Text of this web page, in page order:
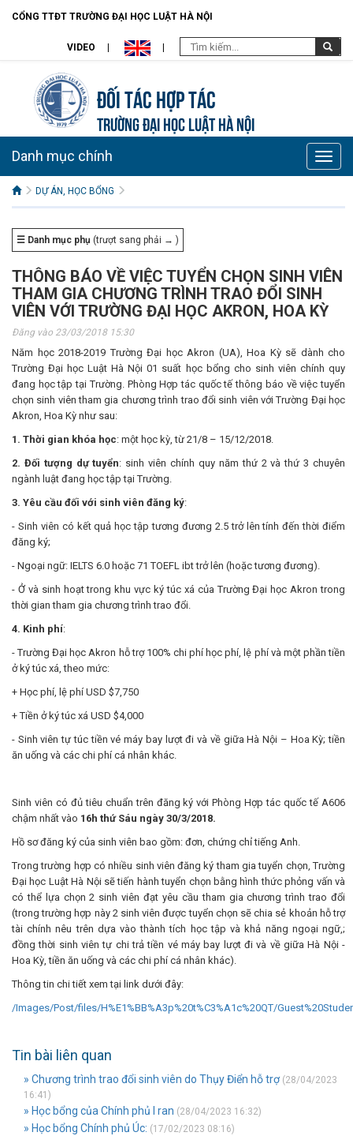
CỔNG TTĐT TRƯỜNG ĐẠI HỌC LUẬT HÀ NỘI
VIDEO
Đối tác hợp tác
TRƯỜNG ĐẠI HỌC LUẬT HÀ NỘI
Toggle
Danh mục chính
DỰ ÁN, HỌC BỔNG
☰ Danh mục phụ (trượt sang phải → )
THÔNG BÁO VỀ VIỆC TUYỂN CHỌN SINH VIÊN
THAM GIA CHƯƠNG TRÌNH TRAO ĐỔI SINH
VIÊN VỚI TRƯỜNG ĐẠI HỌC AKRON, HOA KỲ
Đăng vào 23/03/2018 15:30
Năm học 2018-2019 Trường Đại học Akron (UA), Hoa Kỳ sẽ dành cho
Trường Đại học Luật Hà Nội 01 suất học bổng cho sinh viên chính quy
đang học tập tại Trường. Phòng Hợp tác quốc tế thông báo về việc tuyển
chọn sinh viên tham gia chương trình trao đổi sinh viên với Trường Đại học
Akron, Hoa Kỳ như sau:
1. Thời gian khóa học: một học kỳ, từ 21/8 – 15/12/2018.
2. Đối tượng dự tuyển: sinh viên chính quy năm thứ 2 và thứ 3 chuyên
ngành luật đang học tập tại Trường.
3. Yêu cầu đối với sinh viên đăng ký:
- Sinh viên có kết quả học tập tương đương 2.5 trở lên tính đến thời điểm
đăng ký;
- Ngoại ngữ: IELTS 6.0 hoặc 71 TOEFL ibt trở lên (hoặc tương đương).
- Ở và sinh hoạt trong khu vực ký túc xá của Trường Đại học Akron trong
thời gian tham gia chương trình trao đổi.
4. Kinh phí:
- Trường Đại học Akron hỗ trợ 100% chi phí học phí, lệ phí và một phần tiền
ở ký túc xá, theo mức:
+ Học phí, lệ phí USD $7,750
+ Tiền ở ký túc xá USD $4,000
- Sinh viên tự túc tiền vé máy bay lượt đi và về giữa Hà Nội – Hoa Kỳ; tiền
ăn uống và các chi phí cá nhân khác.
Sinh viên có đủ tiêu chuẩn trên đăng ký với Phòng Hợp tác quốc tế A606
chậm nhất vào 16h thứ Sáu ngày 30/3/2018.
Hồ sơ đăng ký của sinh viên bao gồm: đơn, chứng chỉ tiếng Anh.
Trong trường hợp có nhiều sinh viên đăng ký tham gia tuyển chọn, Trường
Đại học Luật Hà Nội sẽ tiến hành tuyển chọn bằng hình thức phỏng vấn và
có thể lựa chọn 2 sinh viên đạt yêu cầu tham gia chương trình trao đổi
(trong trường hợp này 2 sinh viên được tuyển chọn sẽ chia sẻ khoản hỗ trợ
tài chính nêu trên dựa vào thành tích học tập và khả năng ngoại ngữ,;
đồng thời sinh viên tự chi trả tiền vé máy bay lượt đi và về giữa Hà Nội -
Hoa Kỳ, tiền ăn uống và các chi phí cá nhân khác).
Thông tin chi tiết xem tại link dưới đây:
/Images/Post/files/H%E1%BB%A3p%20t%C3%A1c%20QT/
Tin bài liên quan
» Chương trình trao đổi sinh viên do Thụy Điển hỗ trợ(28/04/2023
16:41)
» Học bổng của Chính phủ I ran (28/04/2023 16:32)
» Học bổng Chính phủ Úc: (17/02/2023 08:16)